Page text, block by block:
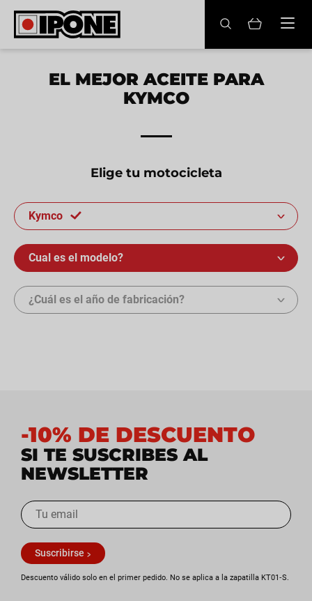
Ipone
ACEITES MOTOR
LA MARCA
Mi cuenta
EL MEJOR ACEITE PARA
KYMCO
Elige tu motocicleta
Kymco
Cual es el modelo?
¿Cuál es el año de fabricación?
-10% DE DESCUENTO
SI TE SUSCRIBES AL
NEWSLETTER
Suscribirse
Descuento válido solo en el primer pedido. No se aplica a la zapatilla KT01‑S.